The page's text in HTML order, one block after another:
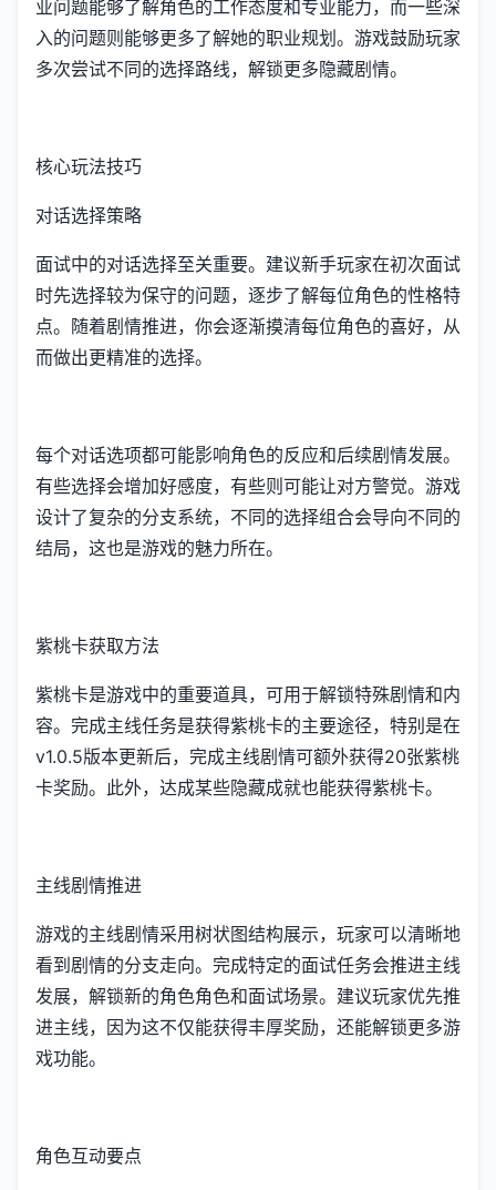
业问题能够了解角色的工作态度和专业能力，而一些深
入的问题则能够更多了解她的职业规划。游戏鼓励玩家
多次尝试不同的选择路线，解锁更多隐藏剧情。
核心玩法技巧
对话选择策略
面试中的对话选择至关重要。建议新手玩家在初次面试
时先选择较为保守的问题，逐步了解每位角色的性格特
点。随着剧情推进，你会逐渐摸清每位角色的喜好，从
而做出更精准的选择。
每个对话选项都可能影响角色的反应和后续剧情发展。
有些选择会增加好感度，有些则可能让对方警觉。游戏
设计了复杂的分支系统，不同的选择组合会导向不同的
结局，这也是游戏的魅力所在。
紫桃卡获取方法
紫桃卡是游戏中的重要道具，可用于解锁特殊剧情和内
容。完成主线任务是获得紫桃卡的主要途径，特别是在
v1.0.5版本更新后，完成主线剧情可额外获得20张紫桃
卡奖励。此外，达成某些隐藏成就也能获得紫桃卡。
主线剧情推进
游戏的主线剧情采用树状图结构展示，玩家可以清晰地
看到剧情的分支走向。完成特定的面试任务会推进主线
发展，解锁新的角色角色和面试场景。建议玩家优先推
进主线，因为这不仅能获得丰厚奖励，还能解锁更多游
戏功能。
角色互动要点